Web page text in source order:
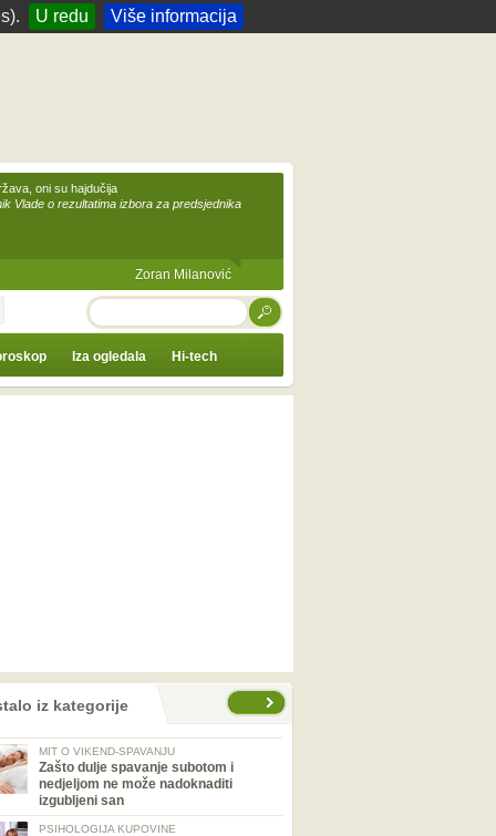
U redu Više informacija
oni su hajdučija
Vlade o rezultatima izbora za predsjednika
Zoran Milanović
TRAŽI
Iza ogledala Hi-tech
iz kategorije
MIT O VIKEND-SPAVANJU
Zašto dulje spavanje subotom i
nedjeljom ne može nadoknaditi
izgubljeni san
PSIHOLOGIJA KUPOVINE